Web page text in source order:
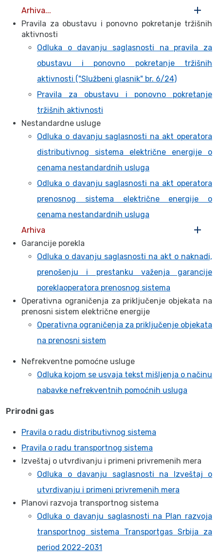
Arhiva...
Pravila za obustavu i ponovno pokretanje tržišnih
aktivnosti
Odluka o davanju saglasnosti na pravila za
obustavu i ponovno pokretanje tržišnih
aktivnosti ("Službeni glasnik" br. 6/24)
Pravila za obustavu i ponovno pokretanje
tržišnih aktivnosti
Nestandardne usluge
Odluka o davanju saglasnosti na akt operatora
distributivnog sistema električne energije o
cenama nestandardnih usluga
Odluka o davanju saglasnosti na akt operatora
prenosnog sistema električne energije o
cenama nestandardnih usluga
Arhiva
Garancije porekla
Odluka o davanju saglasnosti na akt o naknadi,
prenošenju i prestanku važenja garancije
poreklaoperatora prenosnog sistema
Operativna ograničenja za priključenje objekata na
prenosni sistem električne energije
Operativna ograničenja za priključenje objekata
na prenosni sistem
Nefrekventne pomoćne usluge
Odluka kojom se usvaja tekst mišljenja o načinu
nabavke nefrekventnih pomoćnih usluga
Prirodni gas
Pravila o radu distributivnog sistema
Pravila o radu transportnog sistema
Izveštaj o utvrđivanju i primeni privremenih mera
Odluka o davanju saglasnosti na Izveštaj o
utvrđivanju i primeni privremenih mera
Planovi razvoja transportnog sistema
Odluka o davanju saglasnosti na Plan razvoja
transportnog sistema Transportgas Srbija za
period 2022-2031